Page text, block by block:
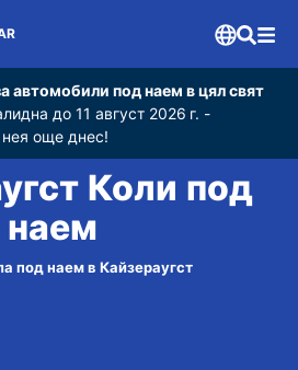
автомобили под наем в цял свят
до 11 август 2026 г. -
нея още днес!
Коли под
наем
под наем в Кайзераугст